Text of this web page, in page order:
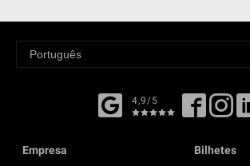
4,9/5
Empresa Bilhetes